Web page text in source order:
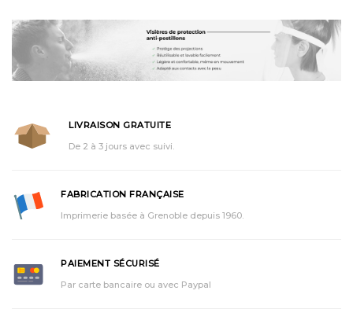
LIVRAISON GRATUITE
De 2 à 3 jours avec suivi.
FABRICATION FRANÇAISE
Imprimerie basée à Grenoble depuis 1960.
PAIEMENT SÉCURISÉ
Par carte bancaire ou avec Paypal